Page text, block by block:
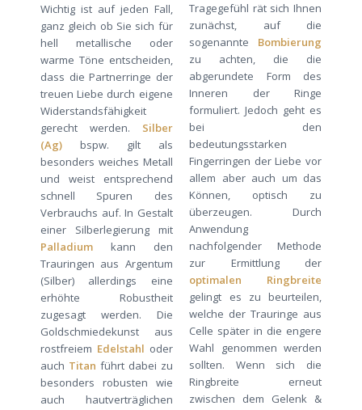
Wichtig ist auf jeden Fall,
ganz gleich ob Sie sich für
hell metallische oder
warme Töne entscheiden,
dass die Partnerringe der
treuen Liebe durch eigene
Widerstandsfähigkeit
gerecht werden. Silber
(Ag) bspw. gilt als
besonders weiches Metall
und weist entsprechend
schnell Spuren des
Verbrauchs auf. In Gestalt
einer Silberlegierung mit
Palladium kann den
Trauringen aus Argentum
(Silber) allerdings eine
erhöhte Robustheit
zugesagt werden. Die
Goldschmiedekunst aus
rostfreiem Edelstahl oder
auch Titan führt dabei zu
besonders robusten wie
auch hautverträglichen
Tragegefühl rät sich Ihnen
zunächst, auf die
sogenannte Bombierung
zu achten, die die
abgerundete Form des
Inneren der Ringe
formuliert. Jedoch geht es
bei den
bedeutungsstarken
Fingerringen der Liebe vor
allem aber auch um das
Können, optisch zu
überzeugen. Durch
Anwendung
nachfolgender Methode
zur Ermittlung der
optimalen Ringbreite
gelingt es zu beurteilen,
welche der Trauringe aus
Celle später in die engere
Wahl genommen werden
sollten. Wenn sich die
Ringbreite erneut
zwischen dem Gelenk &